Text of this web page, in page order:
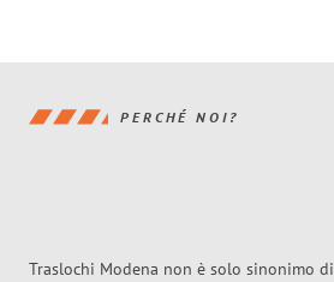
PERCHÉ NOI?
Traslochi Modena non è solo sinonimo di